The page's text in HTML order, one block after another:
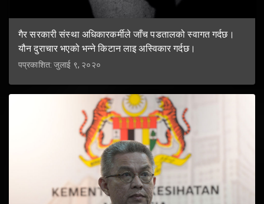
गैर सरकारी संस्था अधिकारकर्मीले जाँच पडतालको स्वागत गर्दछ।
यौन दुराचार भएको भन्ने किटान लाइ अस्विकार गर्दछ।
पप्रकाशित: जुलाई ९, २०२०